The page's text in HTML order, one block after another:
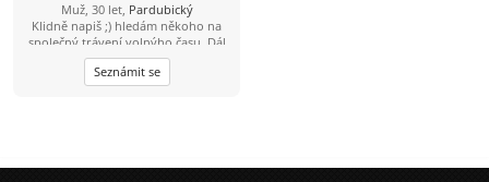
Muž, 30 let, Pardubický
Klidně napiš ;) hledám někoho na
společný trávení volnýho času. Dál
se uvidí podle sympatií. Inteligentní
pohodář, rád sportuju, rád si přečtu
knížku.
Seznámit se